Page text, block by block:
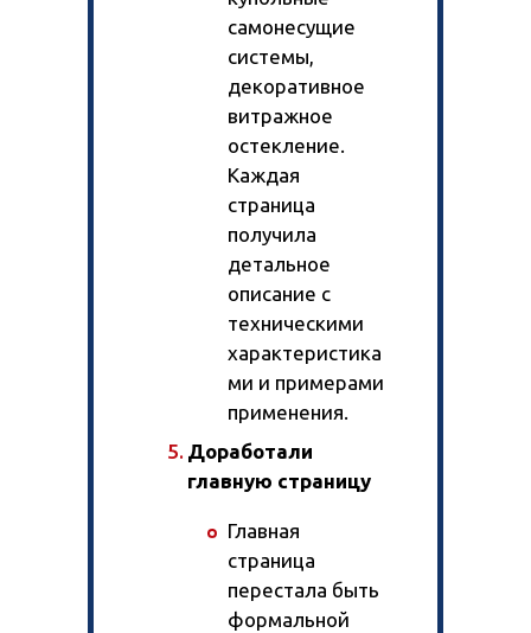
самонесущие
системы,
декоративное
витражное
остекление.
Каждая
страница
получила
детальное
описание с
техническими
характеристика
ми и примерами
применения.
Доработали
главную страницу
Главная
страница
перестала быть
формальной